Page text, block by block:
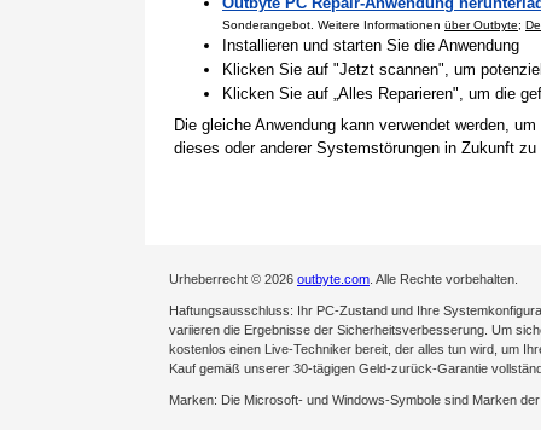
Sonderangebot. Weitere Informationen über Outbyte;
Installieren und starten Sie die Anwendung
Klicken Sie auf "Jetzt scannen", um
Klicken Sie auf „Alles Reparieren", um die
Die gleiche Anwendung kann verwendet werden,
dieses oder anderer Systemstörungen in Zukunft zu
Urheberrecht © 2026 outbyte.com . Alle Rechte vorbehalten.
Haftungsausschluss: Ihr PC-Zustand und Ihre
variieren die Ergebnisse der Sicherheitsverbesserung. Um
kostenlos einen Live-Techniker bereit, der alles tun wird, um
Kauf gemäß unserer 30-tägigen Geld-zurück-Garantie
Marken: Die Microsoft- und Windows-Symbole sind Marken